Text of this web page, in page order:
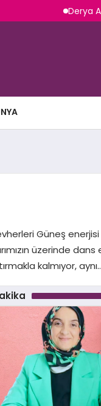
Derya Arms,
Güneş
üzerinde
kalmıyor,